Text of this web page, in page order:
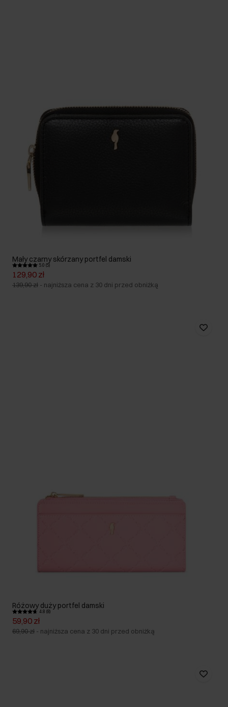
Mały czarny skórzany portfel damski
5.0 (5)
129,90 zł
139,90 zł - najniższa cena z 30 dni przed obniżką
Różowy duży portfel damski
4.8 (8)
59,90 zł
69,90 zł - najniższa cena z 30 dni przed obniżką